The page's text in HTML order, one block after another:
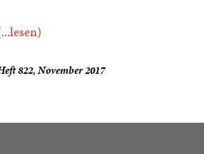
822, November 2017